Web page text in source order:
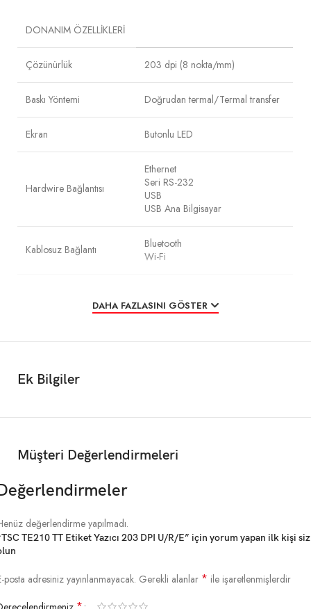
DONANIM ÖZELLİKLERİ
Çözünürlük 203 dpi (8 nokta/mm)
Baskı Yöntemi Doğrudan termal/Termal transfer
Ekran Butonlu LED
Hardwire Bağlantısı
Ethernet
Seri RS-232
USB
USB Ana Bilgisayar
Kablosuz Bağlantı
Bluetooth
Wi-Fi
RAM
Flash
MEDYA ÖZELLİKLERİ
DAHA FAZLASINI GÖSTER
Ek Bilgiler
Müşteri Değerlendirmeleri
değerlendirme yapılmadı.
TE210 TT Etiket Yazıcı 203 DPI U/R/E” için yorum yapan ilk kişi siz
posta adresiniz yayınlanmayacak. Gerekli alanlar * ile işaretlenmişlerdir